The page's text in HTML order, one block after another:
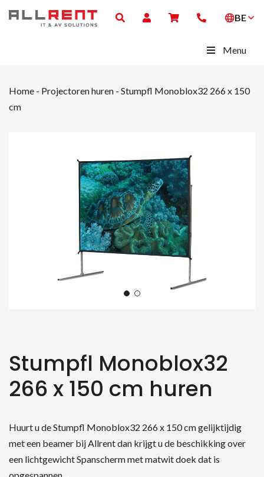
BE
Menu
Home - Projectoren huren - Stumpfl Monoblox32 266 x 150
cm
Stumpfl Monoblox32
266 x 150 cm huren
Huurt u de Stumpfl Monoblox32 266 x 150 cm gelijktijdig
met een beamer bij Allrent dan krijgt u de beschikking over
een lichtgewicht Spanscherm met matwit doek dat is